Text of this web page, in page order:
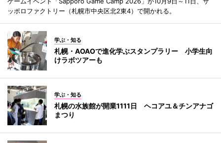
ッポロファクトリー（札幌市中央区北2東4）で開かれる。
学ぶ・知る
札幌・AOAOで進化学ぶスタンプラリー 小学生向
けラボツアーも
学ぶ・知る
札幌の水族館が開業1111日 ヘコアユ＆チンアナゴ
まつり